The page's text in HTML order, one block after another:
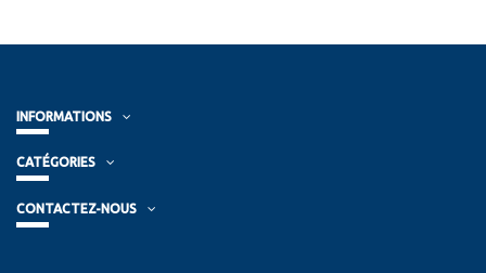
INFORMATIONS
CATÉGORIES
CONTACTEZ-NOUS